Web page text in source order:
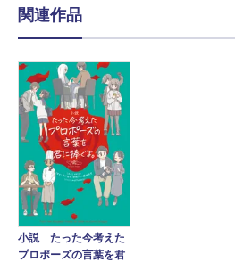
関連作品
小説 たった今考えた
プロポーズの言葉を君